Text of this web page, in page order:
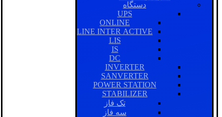
دستگاه
UPS
ONLINE
LINE INTER ACTIVE
LIS
IS
DC
INVERTER
SANVERTER
POWER STATION
STABILIZER
تک فاز
سه فاز